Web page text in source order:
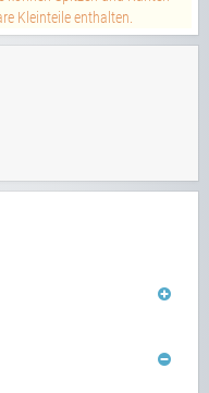
Kleinteile enthalten.